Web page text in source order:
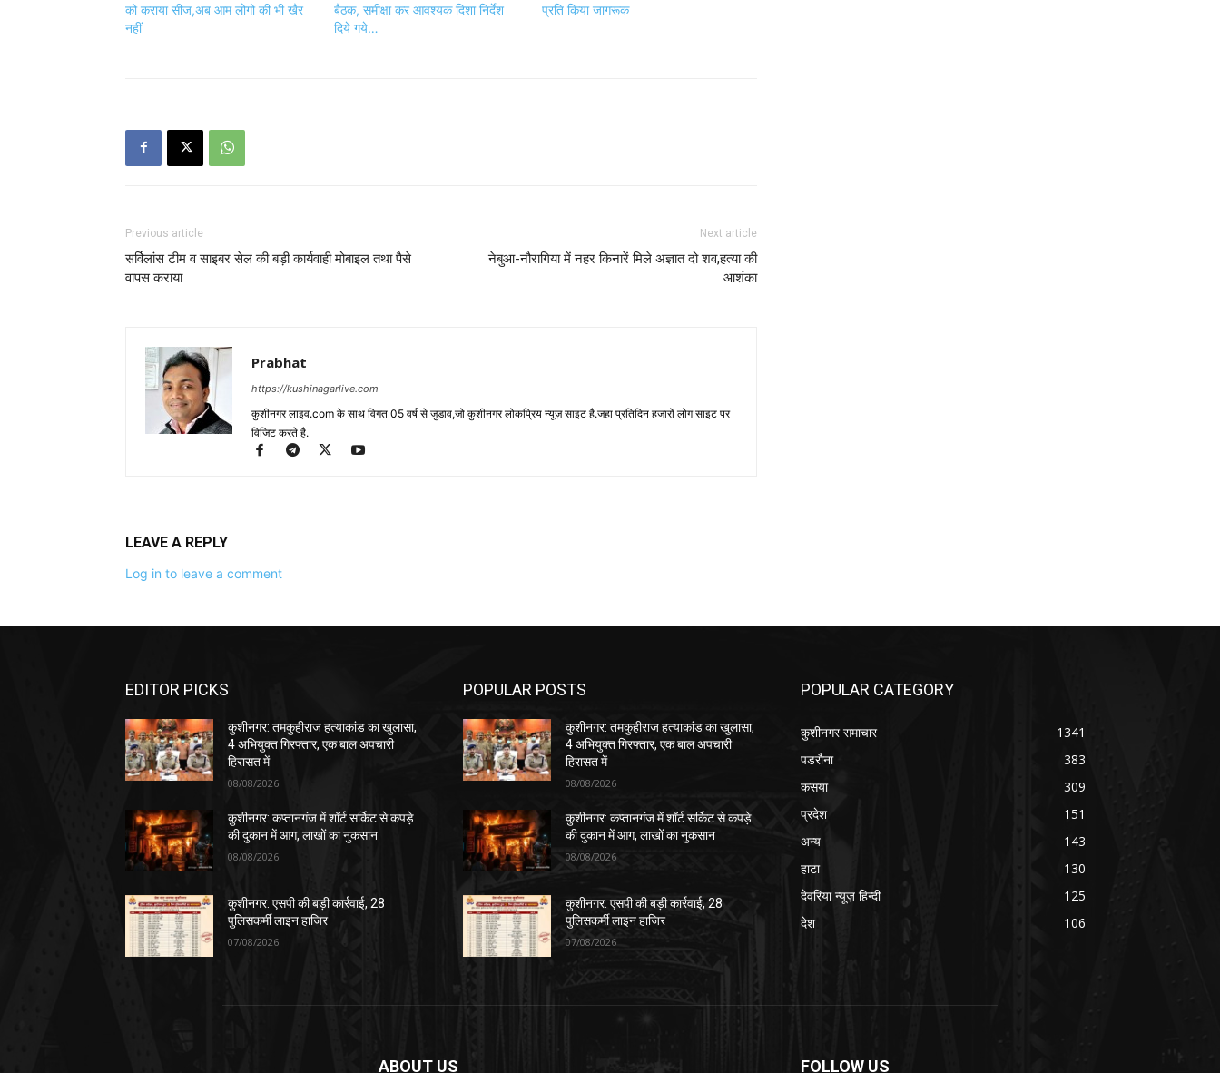
को कराया सीज,अब आम लोगो की भी खैर
नहीं
बैठक, समीक्षा कर आवश्यक दिशा निर्देश
दिये गये…
प्रति किया जागरूक
Previous article
सर्विलांस टीम व साइबर सेल की बड़ी कार्यवाही मोबाइल तथा पैसे
वापस कराया
Next article
नेबुआ-नौरागिया में नहर किनारें मिले अज्ञात दो शव,हत्या की
आशंका
Prabhat
https://kushinagarlive.com
कुशीनगर लाइव.com के साथ विगत 05 वर्ष से जुडाव,जो कुशीनगर लोकप्रिय न्यूज़ साइट है.जहा प्रतिदिन हजारों लोग साइट पर
विजिट करते है.
LEAVE A REPLY
Log in to leave a comment
EDITOR PICKS
कुशीनगर: तमकुहीराज हत्याकांड का खुलासा,
4 अभियुक्त गिरफ्तार, एक बाल अपचारी
हिरासत में
08/08/2026
कुशीनगर: कप्तानगंज में शॉर्ट सर्किट से कपड़े
की दुकान में आग, लाखों का नुकसान
08/08/2026
कुशीनगर: एसपी की बड़ी कार्रवाई, 28
पुलिसकर्मी लाइन हाजिर
07/08/2026
POPULAR POSTS
कुशीनगर: तमकुहीराज हत्याकांड का खुलासा,
4 अभियुक्त गिरफ्तार, एक बाल अपचारी
हिरासत में
08/08/2026
कुशीनगर: कप्तानगंज में शॉर्ट सर्किट से कपड़े
की दुकान में आग, लाखों का नुकसान
08/08/2026
कुशीनगर: एसपी की बड़ी कार्रवाई, 28
पुलिसकर्मी लाइन हाजिर
07/08/2026
POPULAR CATEGORY
कुशीनगर समाचार
1341
पडरौना
383
कसया
309
प्रदेश
151
अन्य
143
हाटा
130
देवरिया न्यूज़ हिन्दी
125
देश
106
ABOUT US FOLLOW US